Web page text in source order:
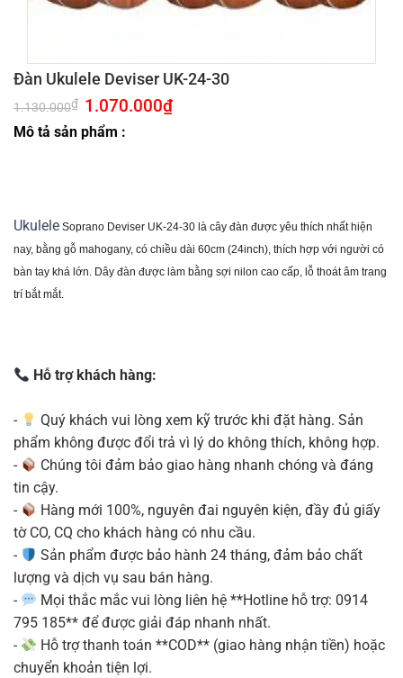
Đàn Ukulele Deviser UK-24-30
1.130.000₫ Giá
gốc
là:
1.130.000₫.
1.070.000₫Giá
Mô tả sản phẩm :
Ukulele Soprano Deviser UK-24-30 là cây đàn được yêu thích nhất hiện
nay, bằng gỗ mahogany, có chiều dài 60cm (24inch), thích hợp với người có
bàn tay khá lớn. Dây đàn được làm bằng sợi nilon cao cấp, lỗ thoát âm trang
trí bắt mắt.
Hỗ trợ khách hàng:
-
Quý khách vui lòng xem kỹ trước khi đặt hàng. Sản
phẩm không được đổi trả vì lý do không thích, không hợp.
-
Chúng tôi đảm bảo giao hàng nhanh chóng và đáng
tin cậy.
-
Hàng mới 100%, nguyên đai nguyên kiện, đầy đủ giấy
tờ CO, CQ cho khách hàng có nhu cầu.
-
Sản phẩm được bảo hành 24 tháng, đảm bảo chất
lượng và dịch vụ sau bán hàng.
-
Mọi thắc mắc vui lòng liên hệ **Hotline hỗ trợ: 0914
795 185** để được giải đáp nhanh nhất.
-
Hỗ trợ thanh toán **COD** (giao hàng nhận tiền) hoặc
chuyển khoản tiện lợi.